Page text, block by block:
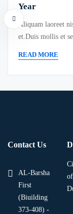
Year
Aliquam laoreet
et.Duis mollis et
READ MORE
Contact Us
AL-Barsha
First
(Biuilding
373-408) -
of